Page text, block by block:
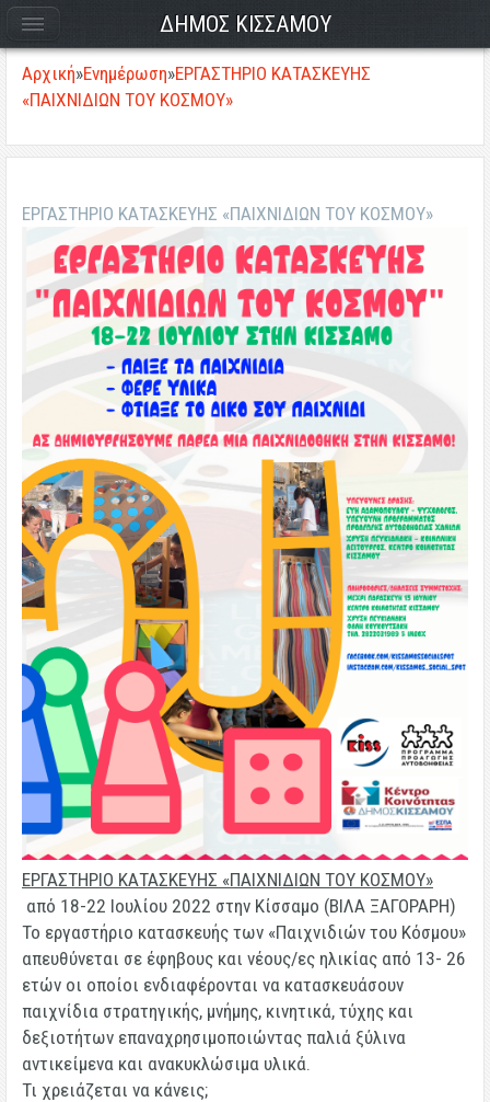
Αρχική»Ενημέρωση»ΕΡΓΑΣΤΗΡΙΟ ΚΑΤΑΣΚΕΥΗΣ
«ΠΑΙΧΝΙΔΙΩΝ ΤΟΥ ΚΟΣΜΟΥ»
ΕΡΓΑΣΤΗΡΙΟ ΚΑΤΑΣΚΕΥΗΣ «ΠΑΙΧΝΙΔΙΩΝ ΤΟΥ ΚΟΣΜΟΥ»
ΕΡΓΑΣΤΗΡΙΟ ΚΑΤΑΣΚΕΥΗΣ «ΠΑΙΧΝΙΔΙΩΝ ΤΟΥ ΚΟΣΜΟΥ»
από 18-22 Ιουλίου 2022 στην Κίσσαμο (ΒΙΛΑ ΞΑΓΟΡΑΡΗ)
Το εργαστήριο κατασκευής των «Παιχνιδιών του Κόσμου»
απευθύνεται σε έφηβους και νέους/ες ηλικίας από 13- 26
ετών οι οποίοι ενδιαφέρονται να κατασκευάσουν
παιχνίδια στρατηγικής, μνήμης, κινητικά, τύχης και
δεξιοτήτων επαναχρησιμοποιώντας παλιά ξύλινα
αντικείμενα και ανακυκλώσιμα υλικά.
Τι χρειάζεται να κάνεις;
ΔΗΜΟΣ ΚΙΣΣΑΜΟΥ